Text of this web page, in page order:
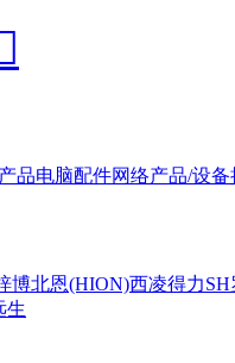
品电脑配件网络产品/设备
博北恩(HION)西凌得力SH
生